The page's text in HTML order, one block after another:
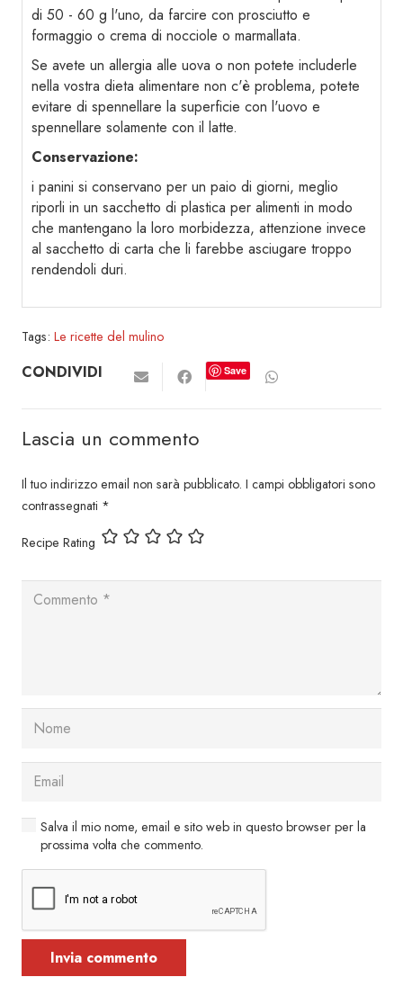
di 50 - 60 g l'uno, da farcire con prosciutto e
formaggio o crema di nocciole o marmallata.
Se avete un allergia alle uova o non potete includerle
nella vostra dieta alimentare non c'è problema, potete
evitare di spennellare la superficie con l'uovo e
spennellare solamente con il latte.
Conservazione:
i panini si conservano per un paio di giorni, meglio
riporli in un sacchetto di plastica per alimenti in modo
che mantengano la loro morbidezza, attenzione invece
al sacchetto di carta che li farebbe asciugare troppo
rendendoli duri.
Tags: Le ricette del mulino
CONDIVIDI Save
Lascia un commento
Il tuo indirizzo email non sarà pubblicato. I campi obbligatori sono
contrassegnati *
Recipe Rating
Salva il mio nome, email e sito web in questo browser per la
prossima volta che commento.
Invia commento